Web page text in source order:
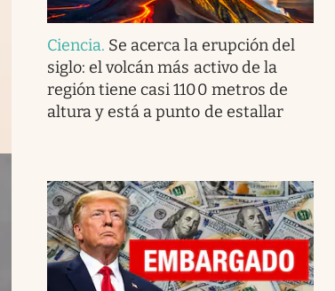
Ciencia. Se acerca la erupción del
siglo: el volcán más activo de la
región tiene casi 1100 metros de
altura y está a punto de estallar